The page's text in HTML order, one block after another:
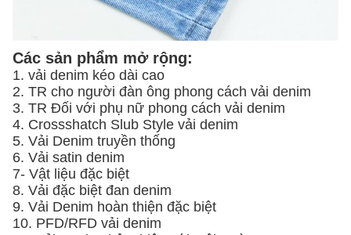
Các sản phẩm mở rộng:
1. vải denim kéo dài cao
2. TR cho người đàn ông phong cách vải denim
3. TR Đối với phụ nữ phong cách vải denim
4. Crossshatch Slub Style vải denim
5. Vải Denim truyền thống
6. Vải satin denim
7- Vật liệu đặc biệt
8. Vải đặc biệt đan denim
9. Vải Denim hoàn thiện đặc biệt
10. PFD/RFD vải denim